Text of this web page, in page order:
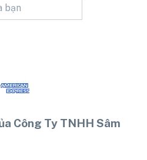
Công Ty TNHH Sâm